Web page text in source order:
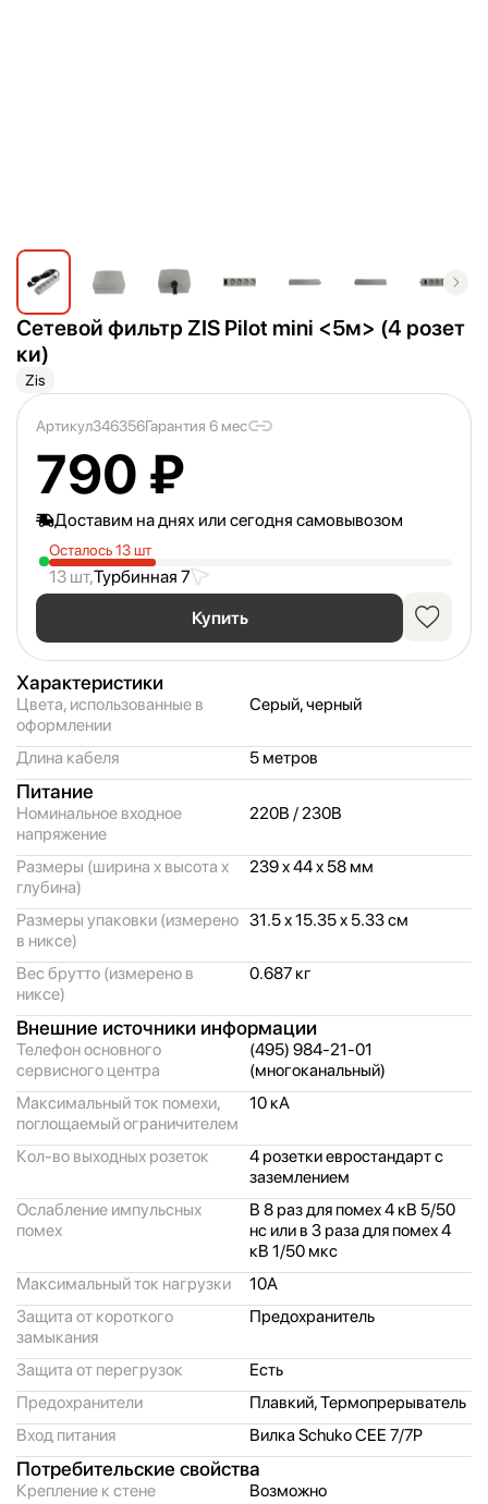
Сетевой фильтр ZIS Pilot mini <5м> (4 розет
ки)
Zis
Артикул346356Гарантия 6 мес
790 ₽
Доставим на днях или сегодня самовывозом
Осталось 13 шт
13 шт,Турбинная 7
Купить
Характеристики
Цвета, использованные в
оформлении
Серый, черный
Длина кабеля 5 метров
Питание
Номинальное входное
напряжение
220В / 230В
Размеры (ширина x высота x
глубина)
239 x 44 x 58 мм
Размеры упаковки (измерено
в никсе)
31.5 x 15.35 x 5.33 см
Вес брутто (измерено в
никсе)
0.687 кг
Внешние источники информации
Телефон основного
сервисного центра
(495) 984-21-01
(многоканальный)
Максимальный ток помехи,
поглощаемый ограничителем
10 кА
Кол-во выходных розеток
4 розетки евростандарт с
заземлением
Ослабление импульсных
помех
В 8 раз для помех 4 кВ 5/50
нс или в 3 раза для помех 4
кВ 1/50 мкс
Максимальный ток нагрузки
10А
Защита от короткого
замыкания
Предохранитель
Защита от перегрузок
Есть
Предохранители
Плавкий, Термопрерыватель
Вход питания
Вилка Schuko CEE 7/7P
Потребительские свойства
Крепление к стене
Возможно